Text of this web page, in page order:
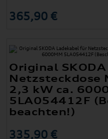
365,90 €
Original
Netzsteckdose
2,3 kW ca.
5LA054412F
beachten!)
335,90 €